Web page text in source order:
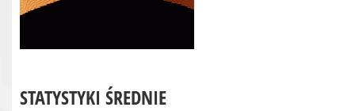
STATYSTYKI ŚREDNIE